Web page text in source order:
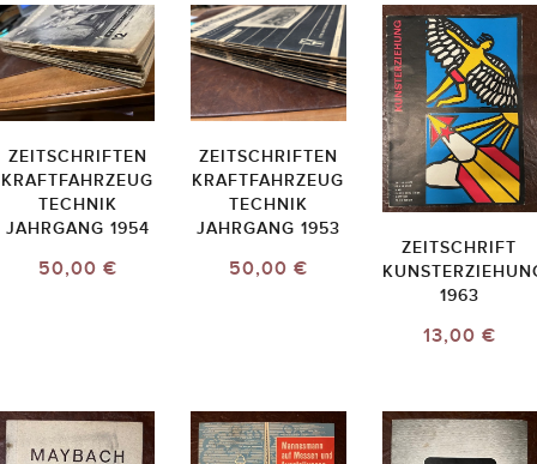
ZEITSCHRIFTEN
KRAFTFAHRZEUG
TECHNIK
JAHRGANG 1954
50,00 €
ZEITSCHRIFTEN
KRAFTFAHRZEUG
TECHNIK
JAHRGANG 1953
50,00 €
ZEITSCHRIFT
1963
13,00 €